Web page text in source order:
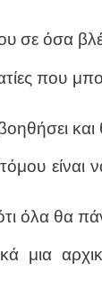
σε όσα
που
και
είναι
όλα θα